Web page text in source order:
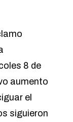
8 de
aumento
el
siguieron